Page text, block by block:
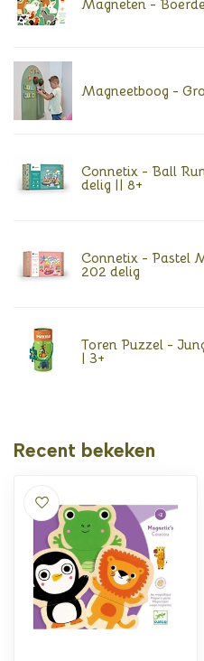
Magneten -
Magneetboog -
Connetix - Ball
delig || 8+
Connetix - Pastel
202 delig
Toren Puzzel -
| 3+
Recent bekeken